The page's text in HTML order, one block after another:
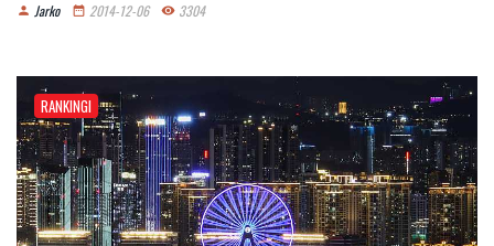
person Jarko date_range 2014-12-06 remove_red_eye 3304
RANKINGI